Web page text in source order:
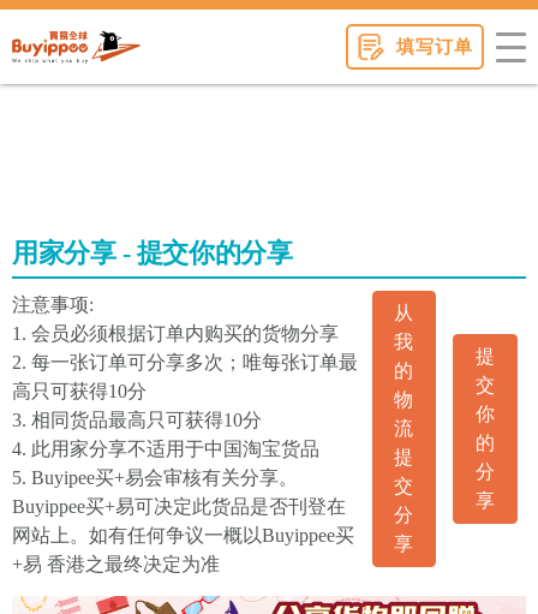
填写订单
用家分享 - 提交你的分享
注意事项:
1. 会员必须根据订单内购买的货物分享
2. 每一张订单可分享多次；唯每张订单最
高只可获得10分
3. 相同货品最高只可获得10分
4. 此用家分享不适用于中国淘宝货品
5. Buyipee买+易会审核有关分享。
Buyippee买+易可决定此货品是否刊登在
网站上。如有任何争议一概以Buyippee买
+易 香港之最终决定为准
从
我
的
物
流
提
交
分
享
提
交
你
的
分
享